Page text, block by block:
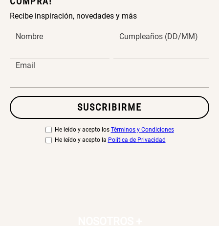
Recibe inspiración, novedades y más
Nombre Cumpleaños (DD/MM)
Email
SUSCRIBIRME
He leído y acepto los Términos y Condiciones
He leído y acepto la Política de Privacidad